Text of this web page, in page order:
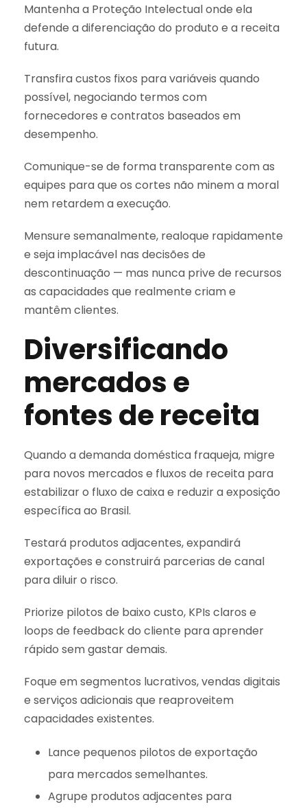
Mantenha a Proteção Intelectual onde ela
defende a diferenciação do produto e a receita
futura.
Transfira custos fixos para variáveis quando
possível, negociando termos com
fornecedores e contratos baseados em
desempenho.
Comunique-se de forma transparente com as
equipes para que os cortes não minem a moral
nem retardem a execução.
Mensure semanalmente, realoque rapidamente
e seja implacável nas decisões de
descontinuação — mas nunca prive de recursos
as capacidades que realmente criam e
mantêm clientes.
Diversificando
mercados e
fontes de receita
Quando a demanda doméstica fraqueja, migre
para novos mercados e fluxos de receita para
estabilizar o fluxo de caixa e reduzir a exposição
específica ao Brasil.
Testará produtos adjacentes, expandirá
exportações e construirá parcerias de canal
para diluir o risco.
Priorize pilotos de baixo custo, KPIs claros e
loops de feedback do cliente para aprender
rápido sem gastar demais.
Foque em segmentos lucrativos, vendas digitais
e serviços adicionais que reaproveitem
capacidades existentes.
Lance pequenos pilotos de exportação
para mercados semelhantes.
Agrupe produtos adjacentes para